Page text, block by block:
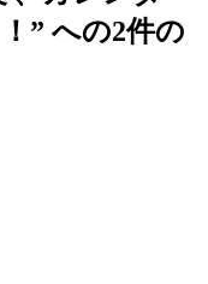
” への2件の